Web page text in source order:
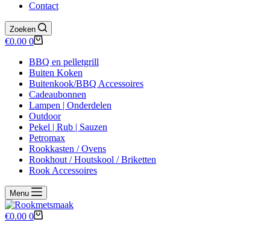
Contact
Zoeken
Winkelwagen
€0.00 0
BBQ en pelletgrill
Buiten Koken
Buitenkook/BBQ Accessoires
Cadeaubonnen
Lampen | Onderdelen
Outdoor
Pekel | Rub | Sauzen
Petromax
Rookkasten / Ovens
Rookhout / Houtskool / Briketten
Rook Accessoires
Menu
Winkelwagen
€0.00 0